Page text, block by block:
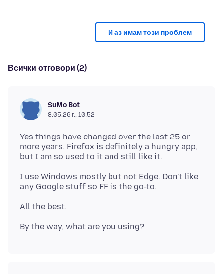
И аз имам този проблем
Всички отговори (2)
SuMo Bot
8.05.26 г., 10:52
Yes things have changed over the last 25 or
more years. Firefox is definitely a hungry app,
I use Windows mostly but not Edge. Don't like